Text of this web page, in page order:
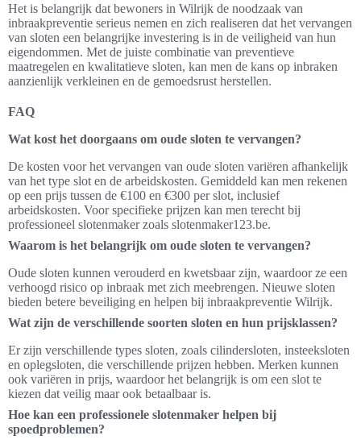
Het is belangrijk dat bewoners in Wilrijk de noodzaak van
inbraakpreventie serieus nemen en zich realiseren dat het vervangen
van sloten een belangrijke investering is in de veiligheid van hun
eigendommen. Met de juiste combinatie van preventieve
maatregelen en kwalitatieve sloten, kan men de kans op inbraken
aanzienlijk verkleinen en de gemoedsrust herstellen.
FAQ
Wat kost het doorgaans om oude sloten te vervangen?
De kosten voor het vervangen van oude sloten variëren afhankelijk
van het type slot en de arbeidskosten. Gemiddeld kan men rekenen
op een prijs tussen de €100 en €300 per slot, inclusief
arbeidskosten. Voor specifieke prijzen kan men terecht bij
professioneel slotenmaker zoals slotenmaker123.be.
Waarom is het belangrijk om oude sloten te vervangen?
Oude sloten kunnen verouderd en kwetsbaar zijn, waardoor ze een
verhoogd risico op inbraak met zich meebrengen. Nieuwe sloten
bieden betere beveiliging en helpen bij inbraakpreventie Wilrijk.
Wat zijn de verschillende soorten sloten en hun prijsklassen?
Er zijn verschillende types sloten, zoals cilindersloten, insteeksloten
en oplegsloten, die verschillende prijzen hebben. Merken kunnen
ook variëren in prijs, waardoor het belangrijk is om een slot te
kiezen dat veilig maar ook betaalbaar is.
Hoe kan een professionele slotenmaker helpen bij
spoedproblemen?